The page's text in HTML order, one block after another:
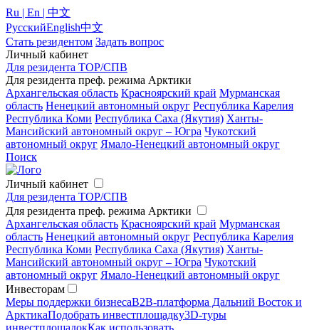
Ru | En | 中文
РусскийEnglish中文
Стать резидентом Задать вопрос
Личный кабинет
Для резидента ТОР/СПВ
Для резидента преф. режима Арктики
Архангельская область Красноярский край Мурманская
область Ненецкий автономный округ Республика Карелия
Республика Коми Республика Саха (Якутия) Ханты-
Мансийский автономный округ – Югра Чукотский
автономный округ Ямало-Ненецкий автономный округ
Поиск
Личный кабинет
Для резидента ТОР/СПВ
Для резидента преф. режима Арктики
Архангельская область Красноярский край Мурманская
область Ненецкий автономный округ Республика Карелия
Республика Коми Республика Саха (Якутия) Ханты-
Мансийский автономный округ – Югра Чукотский
автономный округ Ямало-Ненецкий автономный округ
Инвесторам
Меры поддержки бизнесаB2B-платформа Дальний Восток и
АрктикаПодобрать инвестплощадку3D-туры
инвестплощадокКак использовать